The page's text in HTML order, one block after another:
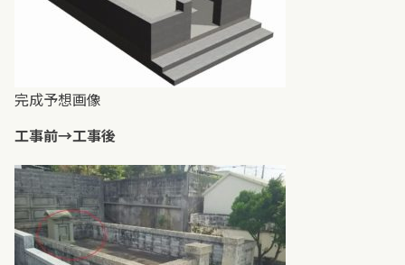
完成予想画像
工事前→工事後